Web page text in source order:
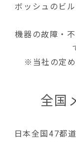
ボッシュのビ
機器の故障・
※当社の定め
全国
日本全国47都